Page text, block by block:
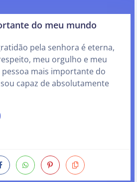
do meu mundo
pela senhora é eterna,
meu orgulho e meu
mais importante do
capaz de absolutamente